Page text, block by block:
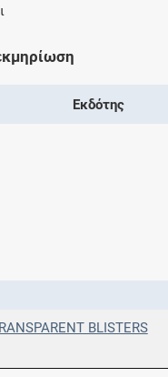
από το 2011 μέχρι
Εκδότης
BLISTERS